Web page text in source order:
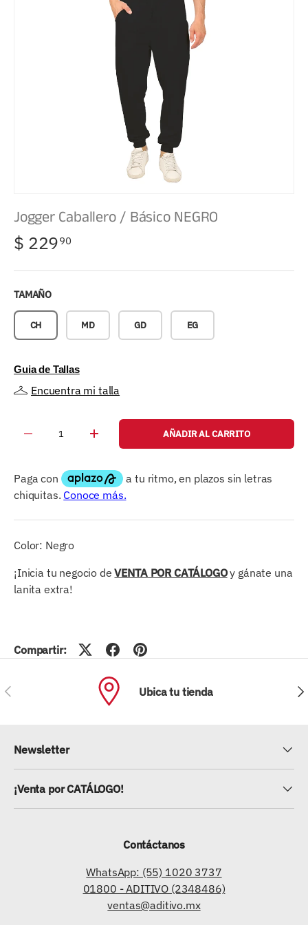
Jogger Caballero / Básico NEGRO
$ 22990
TAMAÑO
CH MD GD EG
Guia de Tallas
Encuentra mi talla
- + AÑADIR AL CARRITO
Color: Negro
¡Inicia tu negocio deVENTA POR CATÁLOGOy gánate una
lanita extra!
Compartir:
ANTERIOR Ubica tu tienda
Newsletter
¡Venta por CATÁLOGO!
Contáctanos
WhatsApp: (55) 1020 3737
01800 - ADITIVO (2348486)
ventas@aditivo.mx